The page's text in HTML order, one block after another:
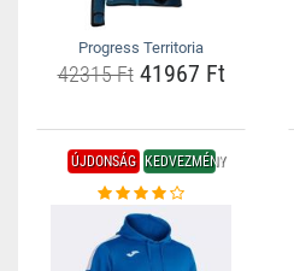
Progress Territoria
42315 Ft41967 Ft
ÚJDONSÁG KEDVEZMÉNY